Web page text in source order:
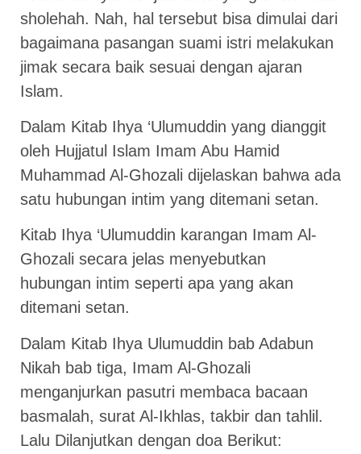
sholehah. Nah, hal tersebut bisa dimulai dari
bagaimana pasangan suami istri melakukan
jimak secara baik sesuai dengan ajaran
Islam.
Dalam Kitab Ihya ‘Ulumuddin yang dianggit
oleh Hujjatul Islam Imam Abu Hamid
Muhammad Al-Ghozali dijelaskan bahwa ada
satu hubungan intim yang ditemani setan.
Kitab Ihya ‘Ulumuddin karangan Imam Al-
Ghozali secara jelas menyebutkan
hubungan intim seperti apa yang akan
ditemani setan.
Dalam Kitab Ihya Ulumuddin bab Adabun
Nikah bab tiga, Imam Al-Ghozali
menganjurkan pasutri membaca bacaan
basmalah, surat Al-Ikhlas, takbir dan tahlil.
Lalu Dilanjutkan dengan doa Berikut: